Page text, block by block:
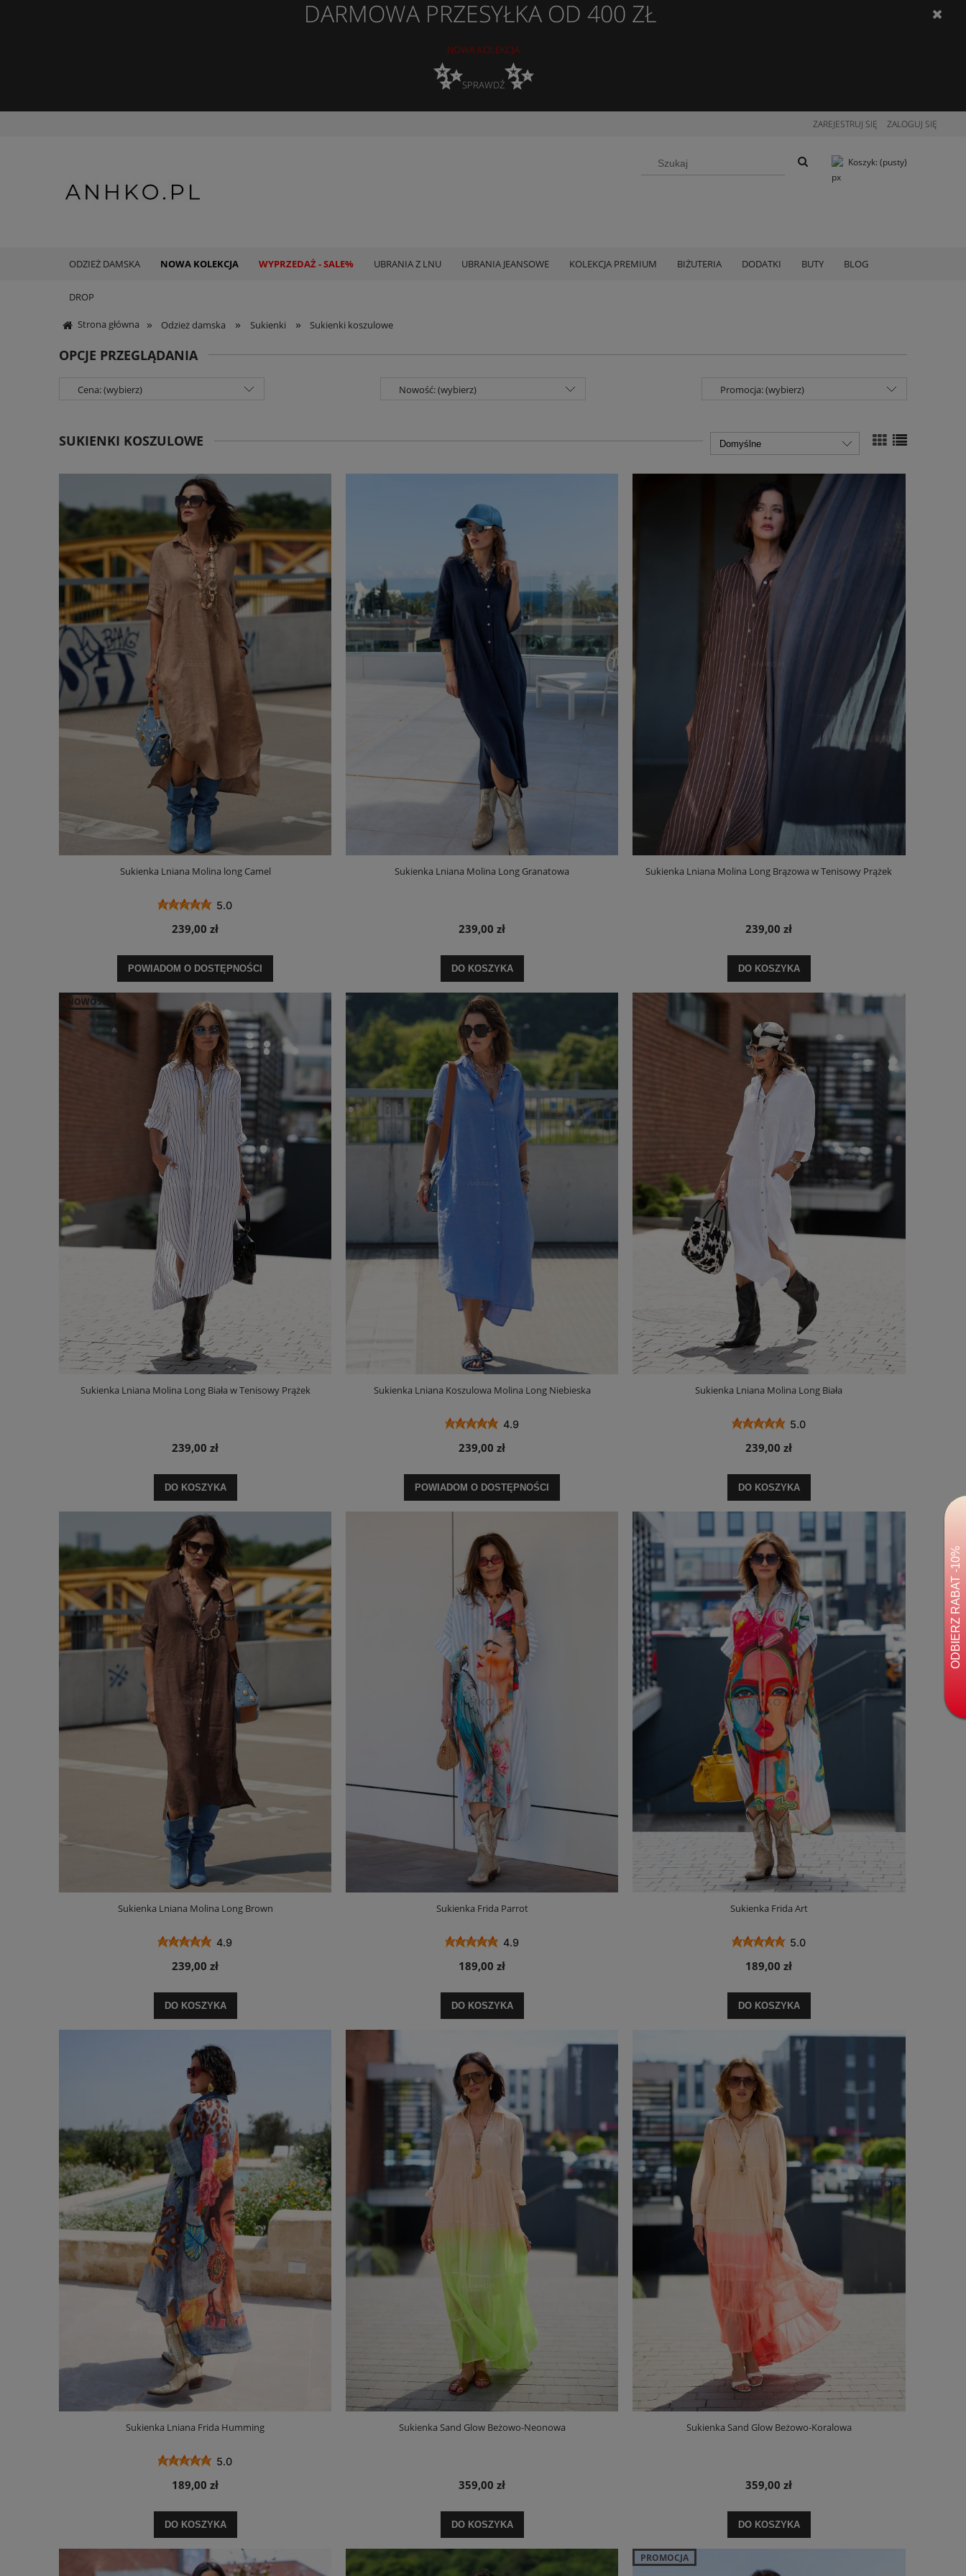
DARMOWA PRZESYŁKA OD 400 ZŁ
NOWA KOLEKCJA
✨SPRAWDŹ✨
ZAREJESTRUJ SIĘ ZALOGUJ SIĘ
Koszyk: (pusty)
ODZIEŻ DAMSKA NOWA KOLEKCJA WYPRZEDAŻ - SALE% UBRANIA Z LNU UBRANIA JEANSOWE KOLEKCJA PREMIUM BIŻUTERIA DODATKI BUTY BLOG
DROP
Strona główna » Odzież damska » Sukienki » Sukienki koszulowe
OPCJE PRZEGLĄDANIA
Cena: (wybierz) Nowość: (wybierz) Promocja: (wybierz)
SUKIENKI KOSZULOWE
Sukienka Lniana Molina long Camel
5.0
239,00 zł
POWIADOM O DOSTĘPNOŚCI
Sukienka Lniana Molina Long Granatowa
239,00 zł
DO KOSZYKA
Sukienka Lniana Molina Long Brązowa w Tenisowy Prążek
239,00 zł
DO KOSZYKA
Sukienka Lniana Molina Long Biała w Tenisowy Prążek
239,00 zł
DO KOSZYKA
NOWOŚĆ
Sukienka Lniana Koszulowa Molina Long Niebieska
4.9
239,00 zł
POWIADOM O DOSTĘPNOŚCI
Sukienka Lniana Molina Long Biała
5.0
239,00 zł
DO KOSZYKA
Sukienka Lniana Molina Long Brown
4.9
239,00 zł
DO KOSZYKA
Sukienka Frida Parrot
4.9
189,00 zł
DO KOSZYKA
Sukienka Frida Art
5.0
189,00 zł
DO KOSZYKA
Sukienka Lniana Frida Humming
5.0
189,00 zł
DO KOSZYKA
Sukienka Sand Glow Beżowo-Neonowa
359,00 zł
DO KOSZYKA
Sukienka Sand Glow Beżowo-Koralowa
359,00 zł
DO KOSZYKA
PROMOCJA